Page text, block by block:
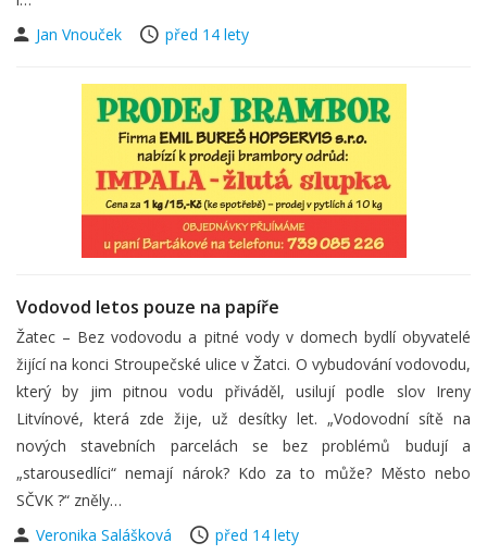
Jan Vnouček
před 14 lety
Vodovod letos pouze na papíře
Žatec – Bez vodovodu a pitné vody v domech bydlí obyvatelé
žijící na konci Stroupečské ulice v Žatci. O vybudování vodovodu,
který by jim pitnou vodu přiváděl, usilují podle slov Ireny
Litvínové, která zde žije, už desítky let. „Vodovodní sítě na
nových stavebních parcelách se bez problémů budují a
„starousedlíci“ nemají nárok? Kdo za to může? Město nebo
SČVK ?“ zněly…
Veronika Salášková
před 14 lety